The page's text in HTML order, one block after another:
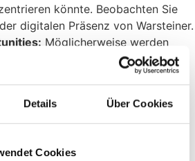
Details Über Cookies
Cookies
könnte. Beobachten Sie
digitalen Präsenz von Warsteiner.
Möglicherweise werden
und Themen in der
Warsteiner aufgegriffen.
Überwachen Sie die
der neuen Marketingstrategie zu